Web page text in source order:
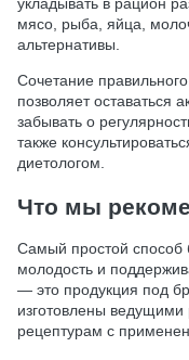
укладывать в рацион
мясо, рыба, яйца,
альтернативы.
Сочетание
позволяет оставаться
забывать о
также
диетологом.
Что мы
Самый простой способ
молодость и
— это продукция под
изготовлены
рецептурам с